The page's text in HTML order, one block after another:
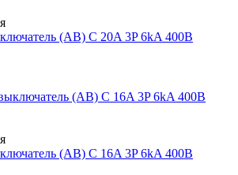
(АВ) C 20A 3P 6kA 400В
(АВ) C 16A 3P 6kA 400В